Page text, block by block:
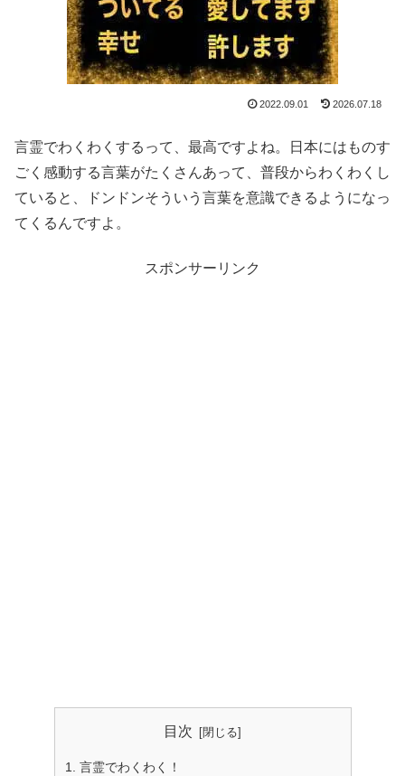
2022.09.01 2026.07.18
言霊でわくわくするって、最高ですよね。日本にはものす
ごく感動する言葉がたくさんあって、普段からわくわくし
ていると、ドンドンそういう言葉を意識できるようになっ
てくるんですよ。
スポンサーリンク
目次
言霊でわくわく！